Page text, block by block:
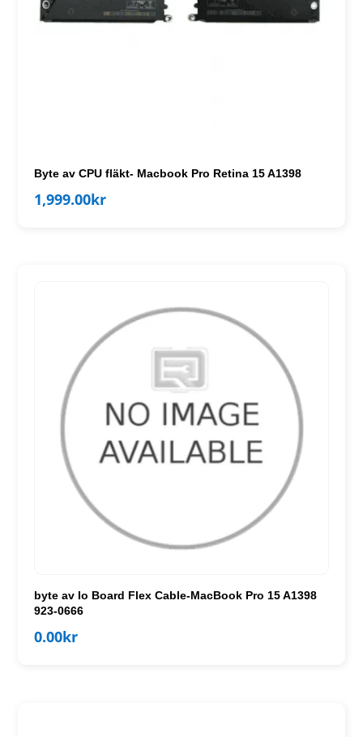
Byte av CPU fläkt- Macbook Pro Retina 15 A1398
1,999.00kr
byte av Io Board Flex Cable-MacBook Pro 15 A1398
923-0666
0.00kr